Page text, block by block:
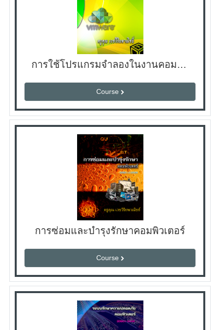
การใช้โปรแกรมจําลองในงานคอมพิวเตอร์
Course
การซ่อมและบํารุงรักษาคอมพิวเตอร์
Course